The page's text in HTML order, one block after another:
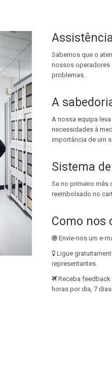
Sabemos que o
nossos operadores
problemas.
A
A nossa equipa
necessidades à
importância de um
Sistema
Se no primeiro mês
reembolsado no
Como nos
Envie-nos um e-
Ligue
representantes.
Receba
horas por dia, 7